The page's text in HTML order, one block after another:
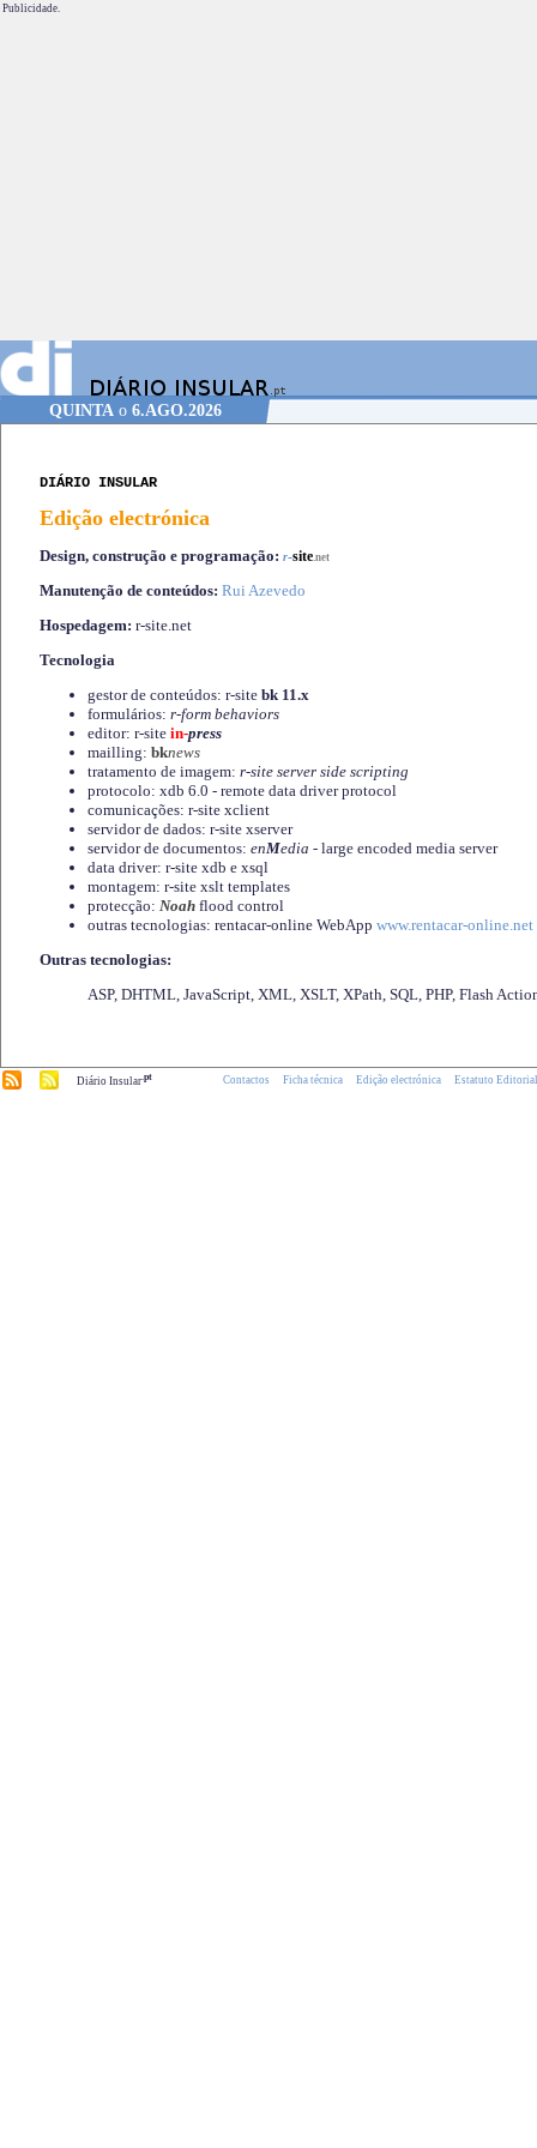
Publicidade.
QUINTAo 6.AGO.2026
DIÁRIO INSULAR
Edição electrónica
Design, construção e programação: r-site.net
Manutenção de conteúdos: Rui Azevedo
Hospedagem: r-site.net
Tecnologia
gestor de conteúdos: r-site bk 11.x
formulários: r-form behaviors
editor: r-site in-press
mailling: bknews
tratamento de imagem: r-site server side scripting
protocolo: xdb 6.0 - remote data driver protocol
comunicações: r-site xclient
servidor de dados: r-site xserver
servidor de documentos: enMedia - large encoded media server
data driver: r-site xdb e xsql
montagem: r-site xslt templates
protecção: Noah flood control
outras tecnologias: rentacar-online WebApp www.rentacar-online.net
Outras tecnologias:
ASP, DHTML, JavaScript, XML, XSLT, XPath, SQL, PHP, Flash
Diário Insular.pt Contactos Ficha técnica Edição electrónica Estatuto Editorial